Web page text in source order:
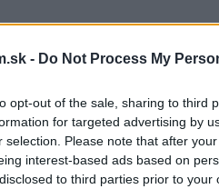
- Do Not Process My
opt-out of the sale, sharing to third
for targeted advertising by
selection. Please note that after
interest-based ads based on
to third parties prior to